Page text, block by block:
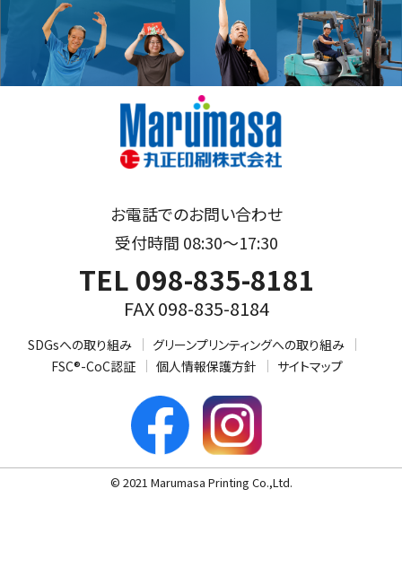
お電話でのお問い合わせ
受付時間 08:30～17:30
TEL 098-835-8181
FAX 098-835-8184
SDGsへの取り組み
グリーンプリンティングへの取り組み
FSC®-CoC認証
個人情報保護方針 サイトマップ
© 2021 Marumasa Printing Co.,Ltd.